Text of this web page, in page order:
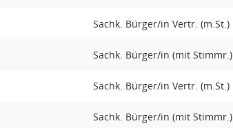
Sachk. Bürger/in Vertr. (m.St.)
Sachk. Bürger/in (mit Stimmr.)
Sachk. Bürger/in Vertr. (m.St.)
Sachk. Bürger/in (mit Stimmr.)